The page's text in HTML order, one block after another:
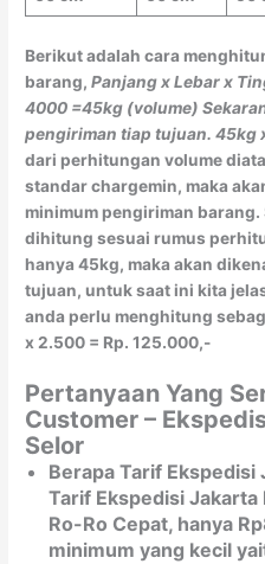
Berikut adalah cara
barang,Panjang x Lebar x
4000 =45kg (volume)
pengiriman tiap tujuan. 45kg
dari perhitungan volume
standar chargemin, maka
minimum pengiriman
dihitung sesuai rumus
hanya 45kg, maka akan
tujuan, untuk saat ini kita
anda perlu menghitung
x 2.500 = Rp. 125.000,-
Pertanyaan Yang
Customer –
Selor
Berapa Tarif Ekspedisi
Tarif Ekspedisi Jakarta
Ro-Ro Cepat, hanya
minimum yang kecil